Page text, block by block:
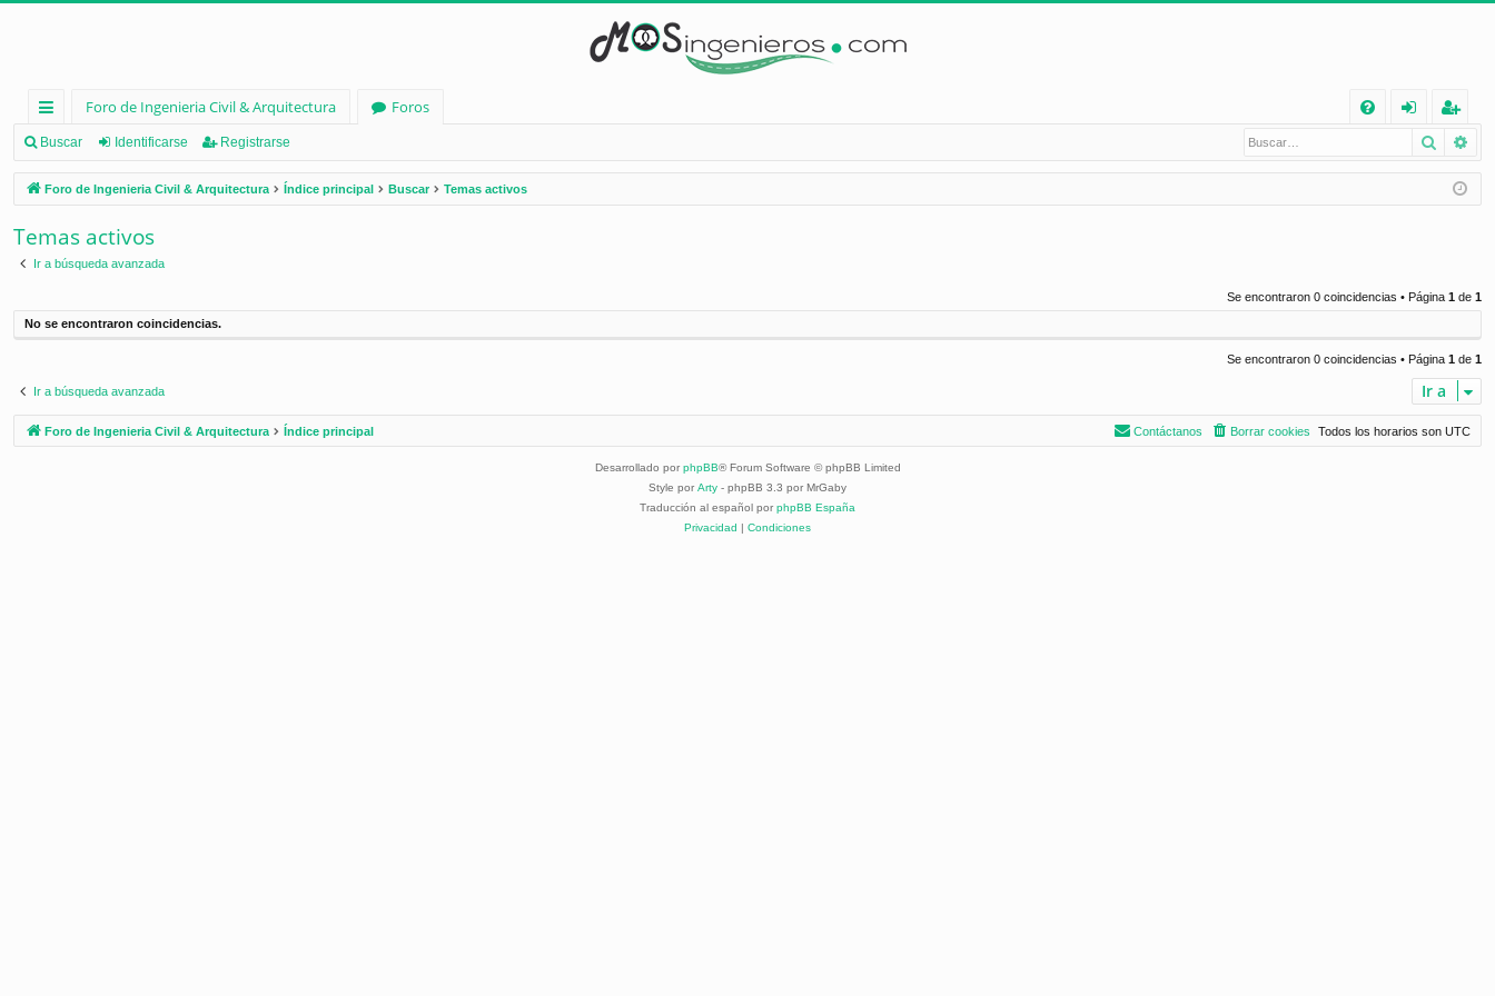
nl
ac
es
rá
d
Foro de Ingenieria Civil & Arquitectura
Foros
Q
nt
ifi
e
eg
ist
ra
Buscar Identificarse Registrarse Buscar
Foro de Ingenieria Civil & Arquitectura Índice principal Buscar Temas activos
Temas activos
Ir a búsqueda avanzada
Se encontraron 0 coincidencias • Página 1 de 1
No se encontraron coincidencias.
Se encontraron 0 coincidencias • Página 1 de 1
Ir a búsqueda avanzada Ir a
Foro de Ingenieria Civil & Arquitectura Índice principal Todos los horarios son UTC
Borrar cookies
Contáctanos
Desarrollado por phpBB® Forum Software © phpBB Limited
Style por Arty - phpBB 3.3 por MrGaby
Traducción al español por phpBB España
Privacidad
Condiciones